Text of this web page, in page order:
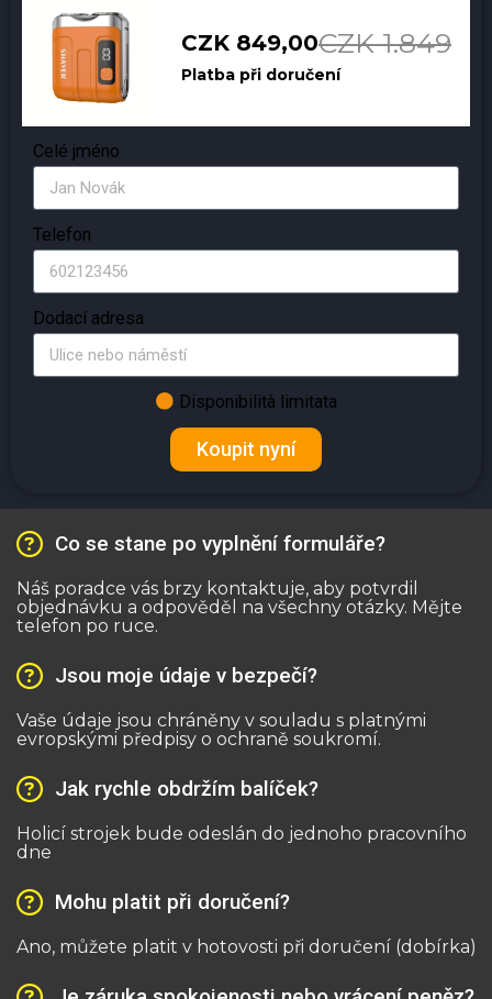
CZK 849,00CZK 1.849
Platba při doručení
Celé jméno
Telefon
Dodací adresa
Disponibilità limitata
Koupit nyní
Co se stane po vyplnění formuláře?
Náš poradce vás brzy kontaktuje, aby potvrdil
objednávku a odpověděl na všechny otázky. Mějte
telefon po ruce.
Jsou moje údaje v bezpečí?
Vaše údaje jsou chráněny v souladu s platnými
evropskými předpisy o ochraně soukromí.
Jak rychle obdržím balíček?
Holicí strojek bude odeslán do jednoho pracovního
dne
Mohu platit při doručení?
Ano, můžete platit v hotovosti při doručení (dobírka)